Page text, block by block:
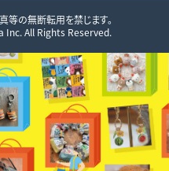
等の無断転用を禁じます。
Inc. All Rights Reserved.